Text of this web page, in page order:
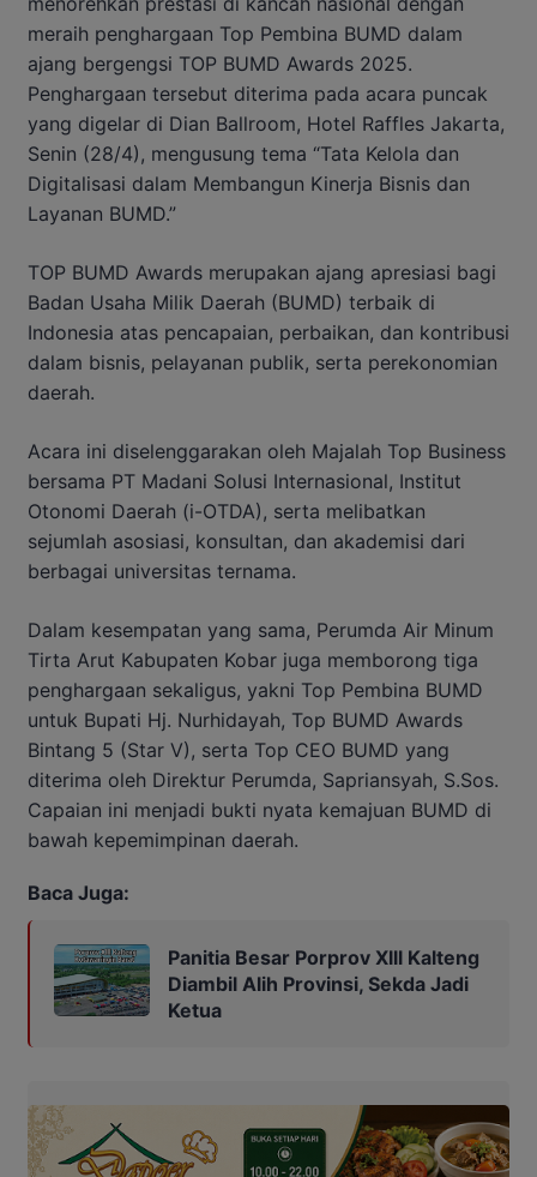
meraih penghargaan Top Pembina BUMD dalam
ajang bergengsi TOP BUMD Awards 2025.
Penghargaan tersebut diterima pada acara puncak
yang digelar di Dian Ballroom, Hotel Raffles Jakarta,
Senin (28/4), mengusung tema “Tata Kelola dan
Digitalisasi dalam Membangun Kinerja Bisnis dan
Layanan BUMD.”
TOP BUMD Awards merupakan ajang apresiasi bagi
Badan Usaha Milik Daerah (BUMD) terbaik di
Indonesia atas pencapaian, perbaikan, dan kontribusi
dalam bisnis, pelayanan publik, serta perekonomian
daerah.
Acara ini diselenggarakan oleh Majalah Top Business
bersama PT Madani Solusi Internasional, Institut
Otonomi Daerah (i-OTDA), serta melibatkan
sejumlah asosiasi, konsultan, dan akademisi dari
berbagai universitas ternama.
Dalam kesempatan yang sama, Perumda Air Minum
Tirta Arut Kabupaten Kobar juga memborong tiga
penghargaan sekaligus, yakni Top Pembina BUMD
untuk Bupati Hj. Nurhidayah, Top BUMD Awards
Bintang 5 (Star V), serta Top CEO BUMD yang
diterima oleh Direktur Perumda, Sapriansyah, S.Sos.
Capaian ini menjadi bukti nyata kemajuan BUMD di
bawah kepemimpinan daerah.
Baca Juga:
Panitia Besar Porprov Xlll Kalteng
Diambil Alih Provinsi, Sekda Jadi
Ketua